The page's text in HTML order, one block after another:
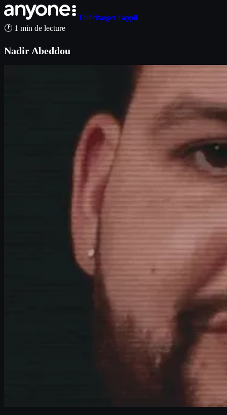
Télécharger l'appli
🕐 1 min de lecture
Nadir Abeddou